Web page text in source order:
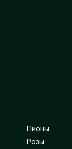
Розы
Пионы